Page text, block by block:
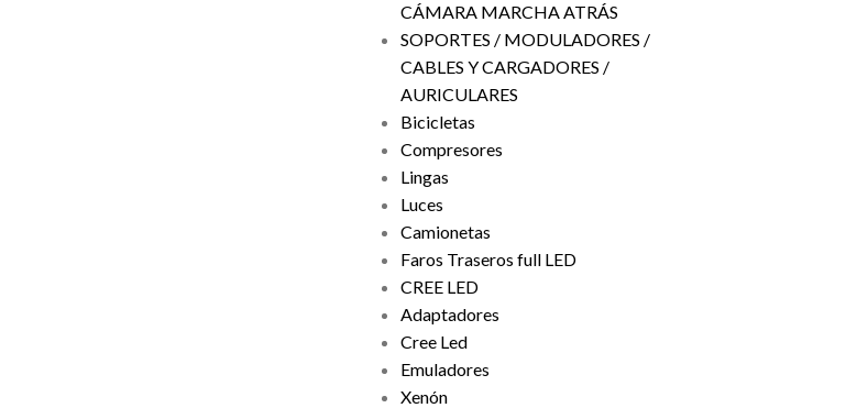
CÁMARA MARCHA ATRÁS
SOPORTES / MODULADORES /
CABLES Y CARGADORES /
AURICULARES
Bicicletas
Compresores
Lingas
Luces
Camionetas
Faros Traseros full LED
CREE LED
Adaptadores
Cree Led
Emuladores
Xenón